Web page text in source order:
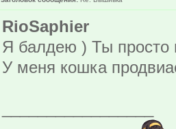
RioSaphier
Я балдею ) Ты
У меня кошка